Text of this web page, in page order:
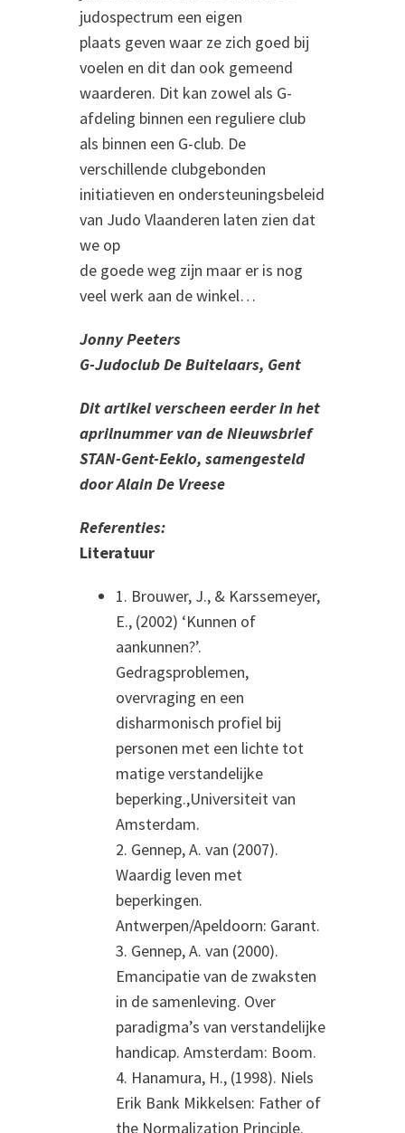
judospectrum een eigen
plaats geven waar ze zich goed bij
voelen en dit dan ook gemeend
waarderen. Dit kan zowel als G-
afdeling binnen een reguliere club
als binnen een G-club. De
verschillende clubgebonden
initiatieven en ondersteuningsbeleid
van Judo Vlaanderen laten zien dat
we op
de goede weg zijn maar er is nog
veel werk aan de winkel…
Jonny Peeters
G-Judoclub De Buitelaars, Gent
Dit artikel verscheen eerder in het
aprilnummer van de Nieuwsbrief
STAN-Gent-Eeklo, samengesteld
door Alain De Vreese
Referenties:
Literatuur
1. Brouwer, J., & Karssemeyer,
E., (2002) ‘Kunnen of
aankunnen?’.
Gedragsproblemen,
overvraging en een
disharmonisch profiel bij
personen met een lichte tot
matige verstandelijke
beperking.,Universiteit van
Amsterdam.
2. Gennep, A. van (2007).
Waardig leven met
beperkingen.
Antwerpen/Apeldoorn: Garant.
3. Gennep, A. van (2000).
Emancipatie van de zwaksten
in de samenleving. Over
paradigma’s van verstandelijke
handicap. Amsterdam: Boom.
4. Hanamura, H., (1998). Niels
Erik Bank Mikkelsen: Father of
the Normalization Principle.